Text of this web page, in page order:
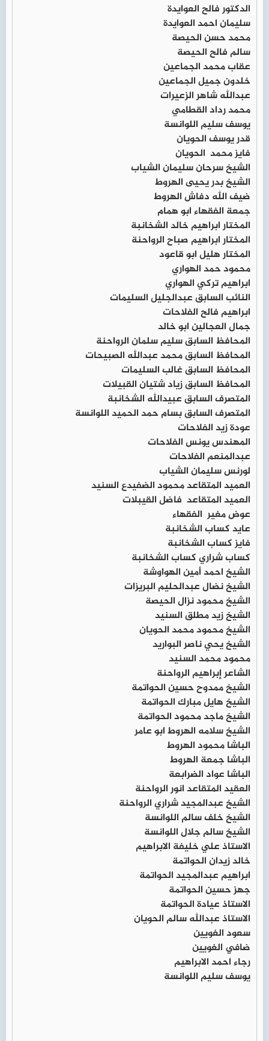
الدكتور فالح العوايدة
سليمان احمد العوايدة
محمد حسن الحيصة
سالم فالح الحيصة
عقاب محمد الجماعين
خلدون جميل الجماعين
عبدالله شاهر الزعيرات
محمد رداد القطامي
يوسف سليم اللوانسة
قدر يوسف الحويان
فايز محمد الحويان
الشيخ سرحان سليمان الشياب
الشيخ بدر يحيى الهروط
ضيف الله دفاش الهروط
جمعة الفقهاء ابو همام
المختار ابراهيم خالد الشخانبة
المختار ابراهيم صباح الرواحنة
المختار هليل ابو قاعود
محمود حمد الهواري
ابراهيم تركي الهواري
النائب السابق عبدالجليل السليمات
ابراهيم فالح الفلاحات
جمال العجالين ابو خالد
المحافظ السابق سليم سلمان الرواحنة
المحافظ السابق محمد عبدالله الصبيحات
المحافظ السابق غالب السليمات
المحافظ السابق زياد شتيان القبيلات
المتصرف السابق عبيدالله الشخانبة
المتصرف السابق بسام حمد الحميد اللوانسة
عودة زيد الفلاحات
المهندس يونس الفلاحات
عبدالمنعم الفلاحات
لورنس سليمان الشياب
العميد المتقاعد محمود الضفيدع السنيد
العميد المتقاعد فاضل القيبلات
عوض مغير الفقهاء
عايد كساب الشخانبة
فايز كساب الشخانبة
كساب شراري كساب الشخانبة
الشيخ احمد أمين الهواوشة
الشيخ نضال عبدالحليم البريزات
الشيخ محمود نزال الحيصة
الشيخ زيد مطلق السنيد
الشيخ محمود محمد الحويان
الشيخ يحي ناصر البواريد
محمود محمد السنيد
الشاعر إبراهيم الرواحنة
الشيخ ممدوح حسين الحواتمة
الشيخ هايل مبارك الحواتمة
الشيخ ماجد محمود الحواتمة
الشيخ سلامه الهروط ابو عامر
الباشا محمود الهروط
الباشا جمعة الهروط
الباشا عواد الضرابعة
العقيد المتقاعد انور الرواحنة
الشيخ عبدالمجيد شراري الرواحنة
الشيخ خلف سالم اللوانسة
الشيخ سالم جلال اللوانسة
الاستاذ علي خليفة الابراهيم
خالد زيدان الحواتمة
ابراهيم عبدالمجيد الحواتمة
جهز حسين الحواتمة
الاستاذ عيادة الحواتمة
الاستاذ عبدالله سالم الحويان
سعود الغويين
ضافي الغويين
رجاء احمد الابراهيم
يوسف سليم اللوانسة